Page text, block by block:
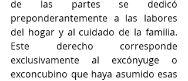
de las partes se dedicó
preponderantemente a las labores
del hogar y al cuidado de la familia.
Este derecho corresponde
exclusivamente al excónyuge o
exconcubino que haya asumido esas